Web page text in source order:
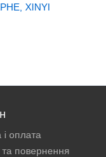
XINYI
і оплата
та повернення